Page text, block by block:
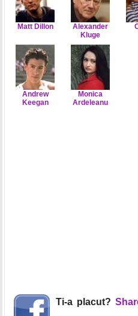
Matt Dillon
Alexander
Kluge
Andrew
Keegan
Monica
Ardeleanu
Ti-a placut?